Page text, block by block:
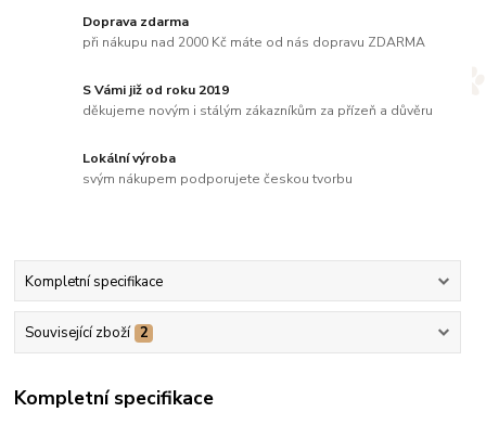
Doprava zdarma
při nákupu nad 2000 Kč máte od nás dopravu ZDARMA
S Vámi již od roku 2019
děkujeme novým i stálým zákazníkům za přízeň a důvěru
Lokální výroba
svým nákupem podporujete českou tvorbu
Kompletní specifikace
Související zboží 2
Kompletní specifikace